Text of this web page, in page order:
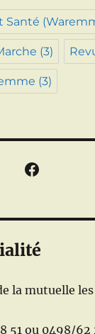
Santé
(3)
(3)
Facebook
la mutuelle
51 ou 0498/62